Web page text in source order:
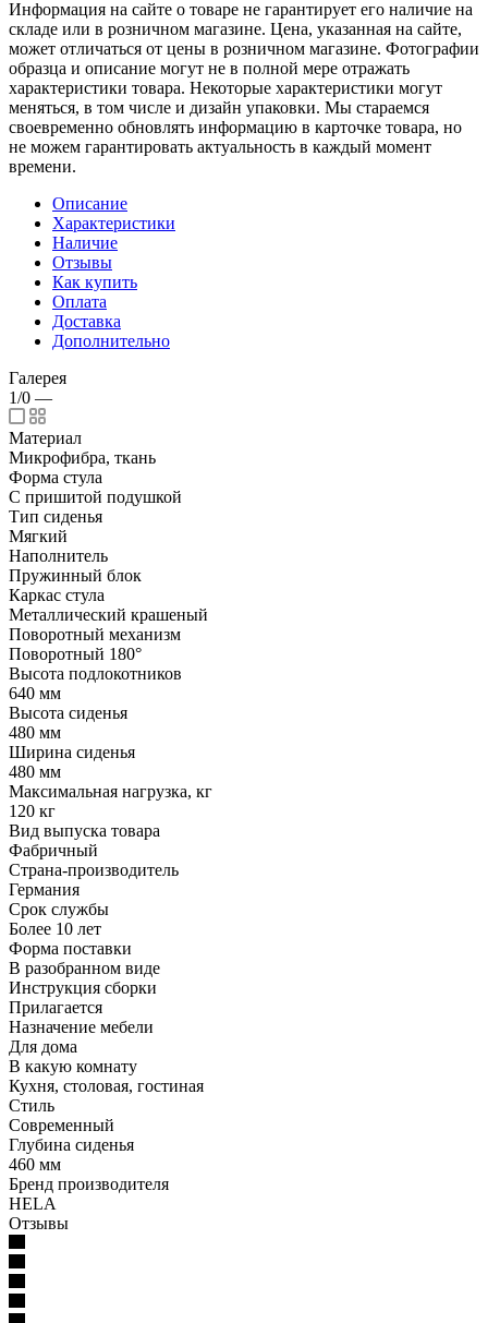
Информация на сайте о товаре не гарантирует его наличие на
складе или в розничном магазине. Цена, указанная на сайте,
может отличаться от цены в розничном магазине. Фотографии
образца и описание могут не в полной мере отражать
характеристики товара. Некоторые характеристики могут
меняться, в том числе и дизайн упаковки. Мы стараемся
своевременно обновлять информацию в карточке товара, но
не можем гарантировать актуальность в каждый момент
времени.
Описание
Характеристики
Наличие
Отзывы
Как купить
Оплата
Доставка
Дополнительно
Галерея
1/0 —
Материал
Микрофибра, ткань
Форма стула
С пришитой подушкой
Тип сиденья
Мягкий
Наполнитель
Пружинный блок
Каркас стула
Металлический крашеный
Поворотный механизм
Поворотный 180°
Высота подлокотников
640 мм
Высота сиденья
480 мм
Ширина сиденья
480 мм
Максимальная нагрузка, кг
120 кг
Вид выпуска товара
Фабричный
Страна-производитель
Германия
Срок службы
Более 10 лет
Форма поставки
В разобранном виде
Инструкция сборки
Прилагается
Назначение мебели
Для дома
В какую комнату
Кухня, столовая, гостиная
Стиль
Современный
Глубина сиденья
460 мм
Бренд производителя
HELA
Отзывы